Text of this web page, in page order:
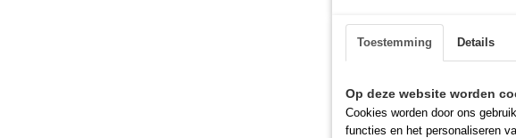
Anzahl:
Toestemming Details
Op deze website worden
Cookies worden door ons
functies en het personaliseren